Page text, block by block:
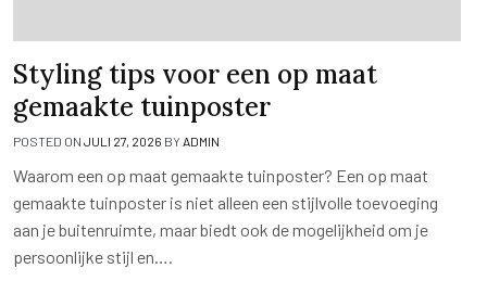
Styling tips voor een op maat
gemaakte tuinposter
POSTED ON JULI 27, 2026 BYADMIN
Waarom een op maat gemaakte tuinposter? Een op maat
gemaakte tuinposter is niet alleen een stijlvolle toevoeging
aan je buitenruimte, maar biedt ook de mogelijkheid om je
persoonlijke stijl en….